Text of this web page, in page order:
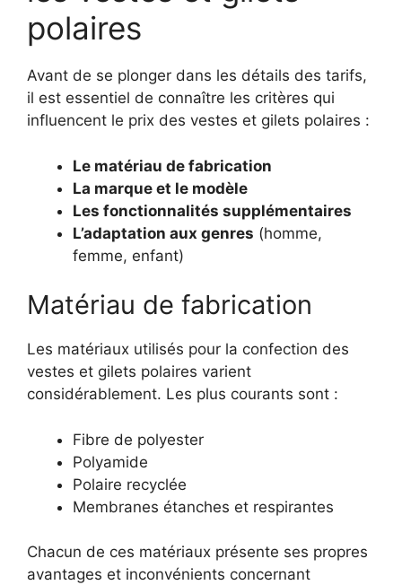
polaires
Avant de se plonger dans les détails des tarifs,
il est essentiel de connaître les critères qui
influencent le prix des vestes et gilets polaires :
Le matériau de fabrication
La marque et le modèle
Les fonctionnalités supplémentaires
L’adaptation aux genres (homme,
femme, enfant)
Matériau de fabrication
Les matériaux utilisés pour la confection des
vestes et gilets polaires varient
considérablement. Les plus courants sont :
Fibre de polyester
Polyamide
Polaire recyclée
Membranes étanches et respirantes
Chacun de ces matériaux présente ses propres
avantages et inconvénients concernant